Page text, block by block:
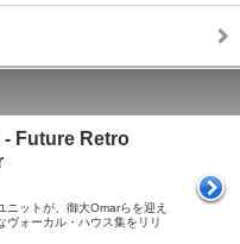
Future Retro
ニットが、御大Omarらを迎え
ヴォーカル・ハウス集をリリ